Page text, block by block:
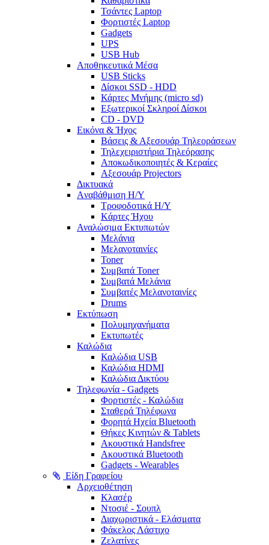
Τσάντες Laptop
Φορτιστές Laptop
Gadgets
UPS
USB Hub
Αποθηκευτικά Μέσα
USB Sticks
Δίσκοι SSD - HDD
Κάρτες Μνήμης (micro sd)
Εξωτερικοί Σκληροί Δίσκοι
CD - DVD
Εικόνα & Ήχος
Βάσεις & Αξεσουάρ Τηλεοράσεων
Τηλεχειριστήρια Τηλεόρασης
Αποκωδικοποιητές & Κεραίες
Αξεσουάρ Projectors
Δικτυακά
Aναβάθμιση Η/Υ
Τροφοδοτικά Η/Υ
Kάρτες Ήχου
Αναλώσιμα Εκτυπωτών
Μελάνια
Μελανοταινίες
Toner
Συμβατά Toner
Συμβατά Μελάνια
Συμβατές Μελανοταινίες
Drums
Εκτύπωση
Πολυμηχανήματα
Εκτυπωτές
Καλώδια
Καλώδια USB
Καλώδια HDMI
Καλώδια Δικτύου
Τηλεφωνία - Gadgets
Φορτιστές - Καλώδια
Σταθερά Τηλέφωνα
Φορητά Ηχεία Bluetooth
Θήκες Κινητών & Tablets
Ακουστικά Handsfree
Ακουστικά Bluetooth
Gadgets - Wearables
Είδη Γραφείου
Αρχειοθέτηση
Κλασέρ
Ντοσιέ - Σουπλ
Διαχωριστικά - Ελάσματα
Φάκελος Λάστιχο
Ζελατίνες